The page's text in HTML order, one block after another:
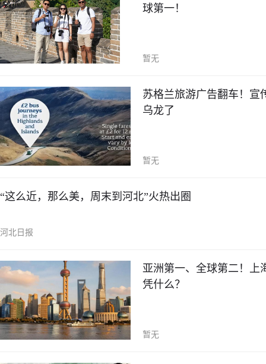
球第一！
暂无
苏格兰旅游广告翻车！宣
乌龙了
暂无
“这么近，那么美，周末到河北”火热出圈
河北日报
亚洲第一、全球第二！上
凭什么？
暂无